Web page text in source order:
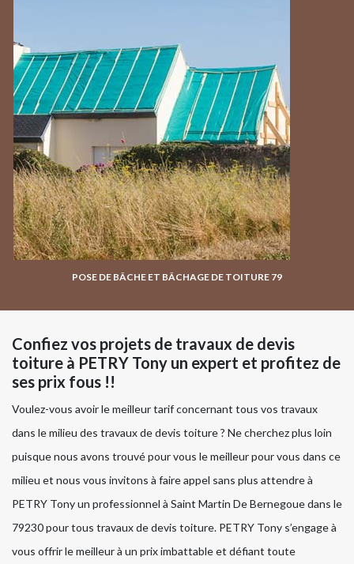
POSE DE BÂCHE ET BÂCHAGE DE TOITURE 79
Confiez vos projets de travaux de devis
toiture à PETRY Tony un expert et profitez de
ses prix fous !!
Voulez-vous avoir le meilleur tarif concernant tous vos travaux
dans le milieu des travaux de devis toiture ? Ne cherchez plus loin
puisque nous avons trouvé pour vous le meilleur pour vous dans ce
milieu et nous vous invitons à faire appel sans plus attendre à
PETRY Tony un professionnel à Saint Martin De Bernegoue dans le
79230 pour tous travaux de devis toiture. PETRY Tony s’engage à
vous offrir le meilleur à un prix imbattable et défiant toute